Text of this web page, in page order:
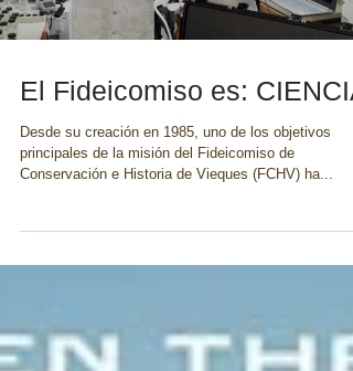
El Fideicomiso es: CIENCIA
Desde su creación en 1985, uno de los objetivos
principales de la misión del Fideicomiso de
Conservación e Historia de Vieques (FCHV) ha...